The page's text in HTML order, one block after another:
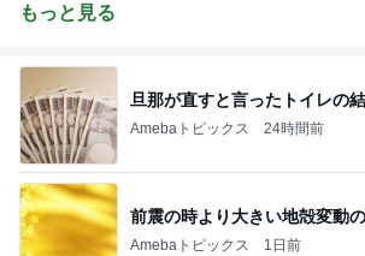
もっと見る
旦那が直すと言ったトイレの
Amebaトピックス 24時間前
前震の時より大きい地殻変動
Amebaトピックス 1日前